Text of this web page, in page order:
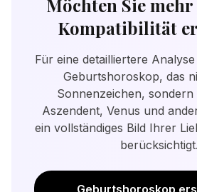
Unterschiede verbinden.
Lernen über Astrologie kann
Naturen des anderen besser
Wichtig: Entscheidet euch
füreinander. Der Schlüssel
Verständnis, Kompromissen
Bereitschaft zu wachsen.
Mars (sexuelle Energie)
Sonnenzeichen geben eine
Grundbewertung, aber das
bietet eine detailliertere
Beziehungsdynamik.
Möchten Sie
Kompatibilität
Für eine detailliertere
Geburtshoroskop, das
Sonnenzeichen,
Aszendent, Venus und
ein vollständiges Bild Ihrer
berücksichtigt.
Geburtshoroskop